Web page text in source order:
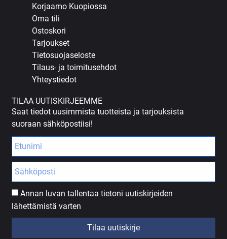
Korjaamo Kuopiossa
Oma tili
Ostoskori
Tarjoukset
Tietosuojaseloste
Tilaus- ja toimitusehdot
Yhteystiedot
TILAA UUTISKIRJEEMME
Saat tiedot uusimmista tuotteista ja tarjouksista
suoraan sähköpostiisi!
Annan luvan tallentaa tietoni uutiskirjeiden
lähettämistä varten
Tilaa uutiskirje